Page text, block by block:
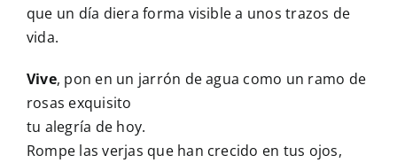
que un día diera forma visible a unos trazos de
vida.
Vive, pon en un jarrón de agua como un ramo de
rosas exquisito
tu alegría de hoy.
Rompe las verjas que han crecido en tus ojos,